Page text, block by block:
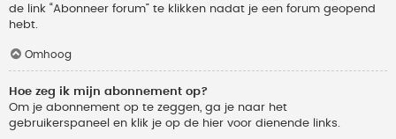
de link “Abonneer forum” te klikken nadat je een forum geopend
hebt.
Omhoog
Hoe zeg ik mijn abonnement op?
Om je abonnement op te zeggen, ga je naar het
gebruikerspaneel en klik je op de hier voor dienende links.